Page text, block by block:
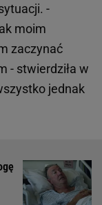
-
moim
zaczynać
- stwierdziła w
jednak